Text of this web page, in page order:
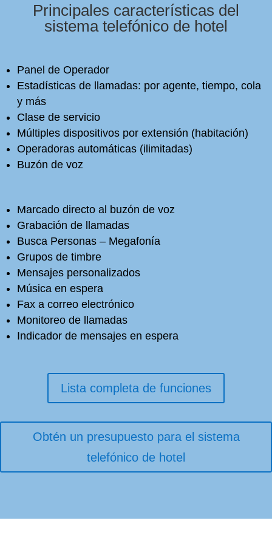
Principales características del
sistema telefónico de hotel
Panel de Operador
Estadísticas de llamadas: por agente, tiempo, cola
y más
Clase de servicio
Múltiples dispositivos por extensión (habitación)
Operadoras automáticas (ilimitadas)
Buzón de voz
Marcado directo al buzón de voz
Grabación de llamadas
Busca Personas – Megafonía
Grupos de timbre
Mensajes personalizados
Música en espera
Fax a correo electrónico
Monitoreo de llamadas
Indicador de mensajes en espera
Lista completa de funciones
Obtén un presupuesto para el sistema
telefónico de hotel